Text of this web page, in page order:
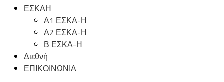
ΕΣΚΑΗ
Α1 ΕΣΚΑ-Η
Α2 ΕΣΚΑ-Η
Β ΕΣΚΑ-Η
Διεθνή
ΕΠΙΚΟΙΝΩΝΙΑ